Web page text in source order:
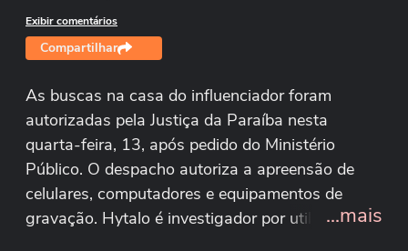
Exibir comentários
Compartilhar
As buscas na casa do influenciador foram
autorizadas pela Justiça da Paraíba nesta
quarta-feira, 13, após pedido do Ministério
Público. O despacho autoriza a apreensão de
celulares, computadores e equipamentos de
gravação. Hytalo é investigador por utilizar a...mais